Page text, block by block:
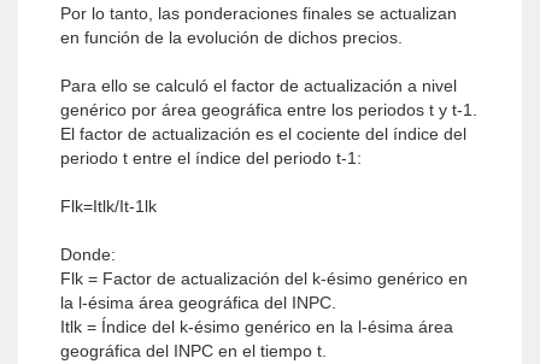
Por lo tanto, las ponderaciones finales se actualizan
en función de la evolución de dichos precios.
Para ello se calculó el factor de actualización a nivel
genérico por área geográfica entre los periodos t y t-1.
El factor de actualización es el cociente del índice del
periodo t entre el índice del periodo t-1:
Flk=Itlk/It-1lk
Donde:
Flk = Factor de actualización del k-ésimo genérico en
la l-ésima área geográfica del INPC.
Itlk = Índice del k-ésimo genérico en la l-ésima área
geográfica del INPC en el tiempo t.